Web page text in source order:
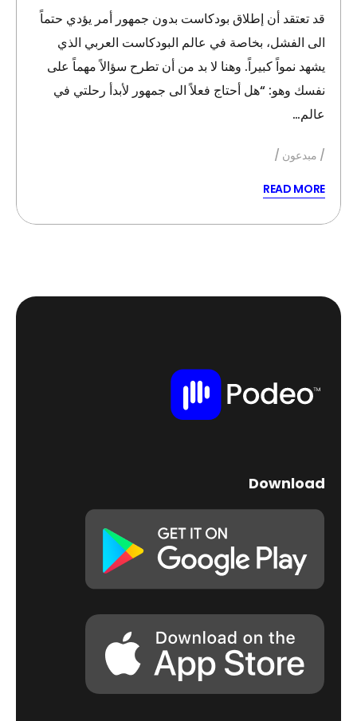
قد تعتقد أن إطلاق بودكاست بدون جمهور أمر يؤدي حتماً
الى الفشل، بخاصة في عالم البودكاست العربي الذي
يشهد نمواً كبيراً. وهنا لا بد من أن تطرح سؤالاً مهماً على
نفسك وهو: “هل أحتاج فعلاً الى جمهور لأبدأ رحلتي في
عالم…
مبدعون
READ MORE
Download